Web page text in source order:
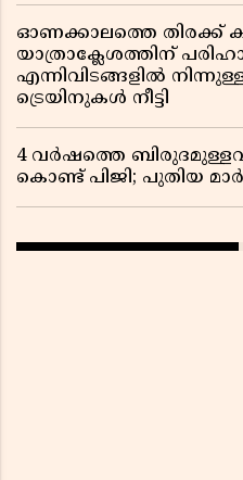
ഓണക്കാലത്തെ തിരക്ക്
യാത്രാക്ലേശത്തിന്
എന്നിവിടങ്ങളിൽ
ട്രെയിനുകൾ നീട്ടി
4 വർഷത്തെ
കൊണ്ട് പിജി; പുതിയ